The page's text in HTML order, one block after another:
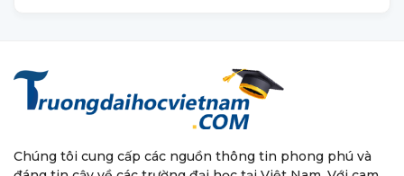
Chúng tôi cung cấp các nguồn thông tin phong phú và